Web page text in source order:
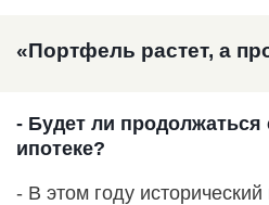
«Портфель растет, а
- Будет ли продолжаться
ипотеке?
- В этом году